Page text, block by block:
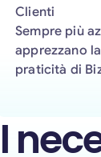
Clienti
Sempre più
apprezzano
praticità di